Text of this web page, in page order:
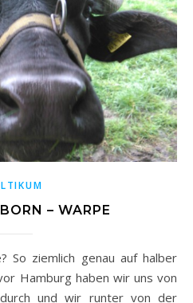
– WARPE
Hamburg haben wir uns von
und wir runter von der